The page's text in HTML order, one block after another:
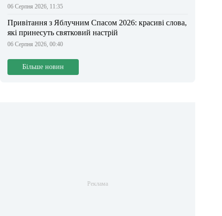
06 Серпня 2026, 11:35
Привітання з Яблучним Спасом 2026: красиві слова,
які принесуть святковий настрій
06 Серпня 2026, 00:40
Більше новин